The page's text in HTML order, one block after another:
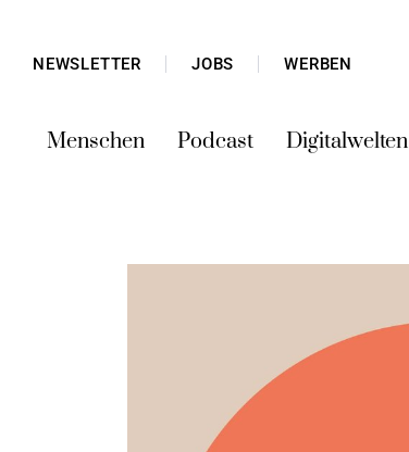
NEWSLETTER JOBS WERBEN
Menschen Podcast Digitalwelten